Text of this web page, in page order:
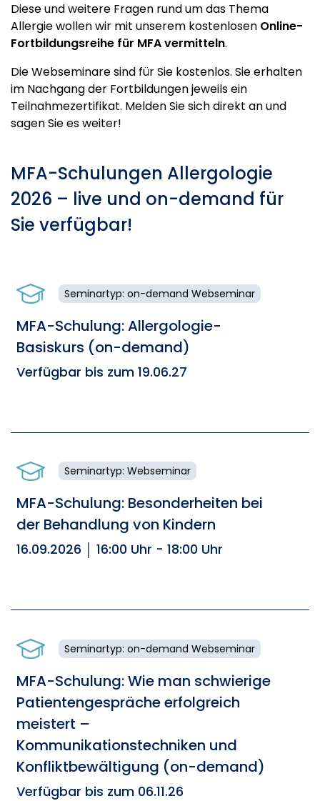
Diese und weitere Fragen rund um das Thema
Allergie wollen wir mit unserem kostenlosen Online-
Fortbildungsreihe für MFA vermitteln.
Die Webseminare sind für Sie kostenlos. Sie erhalten
im Nachgang der Fortbildungen jeweils ein
Teilnahmezertifikat. Melden Sie sich direkt an und
sagen Sie es weiter!
MFA-Schulungen Allergologie
2026 – live und on-demand für
Sie verfügbar!
Seminartyp: on-demand Webseminar
MFA-Schulung: Allergologie-
Basiskurs (on-demand)
Verfügbar bis zum 19.06.27
Seminartyp: Webseminar
MFA-Schulung: Besonderheiten bei
der Behandlung von Kindern
16.09.2026 │ 16:00 Uhr - 18:00 Uhr
Seminartyp: on-demand Webseminar
MFA-Schulung: Wie man schwierige
Patientengespräche erfolgreich
meistert –
Kommunikationstechniken und
Konfliktbewältigung (on-demand)
Verfügbar bis zum 06.11.26